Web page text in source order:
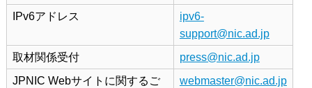
IPv6アドレス
ipv6-
support@nic.ad.jp
取材関係受付
press@nic.ad.jp
JPNIC Webサイトに関するご
webmaster@nic.ad.jp